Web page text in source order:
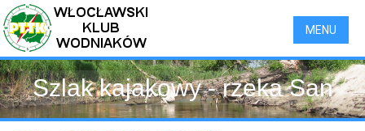
MENU
Szlak kajakowy - rzeka San